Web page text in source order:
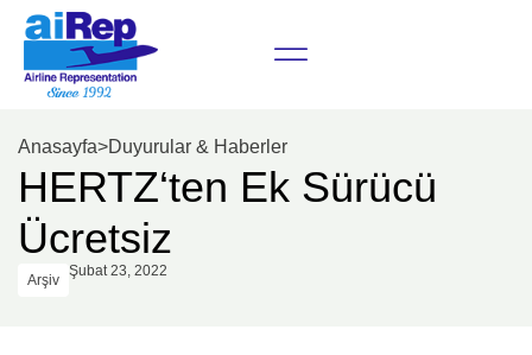
Anasayfa>Duyurular & Haberler
HERTZ‘ten Ek Sürücü
Ücretsiz
Arşiv
Şubat 23, 2022